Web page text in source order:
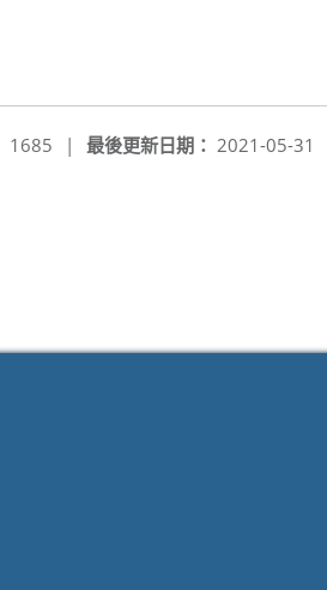
最後更新日期： 2021-05-31
1685 |